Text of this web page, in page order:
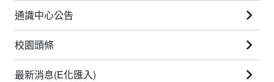
通識中心公告
校園頭條
最新消息(E化匯入)